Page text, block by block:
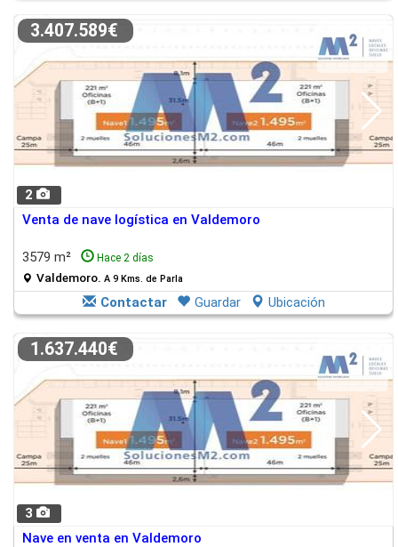
2
3.407.589€
Venta de nave logística en Valdemoro
3579 m² Hace 2 días
Valdemoro. A 9 Kms. de Parla
Contactar Guardar Ubicación
3
1.637.440€
Nave en venta en Valdemoro